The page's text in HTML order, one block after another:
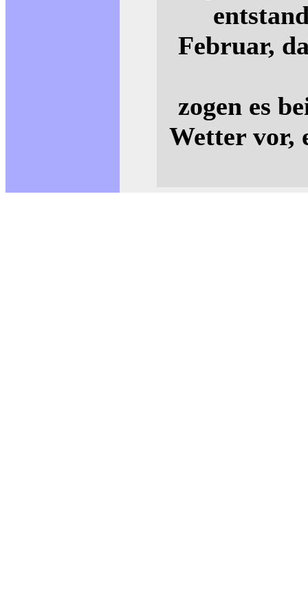
Februar,
zogen es
Wetter vor,